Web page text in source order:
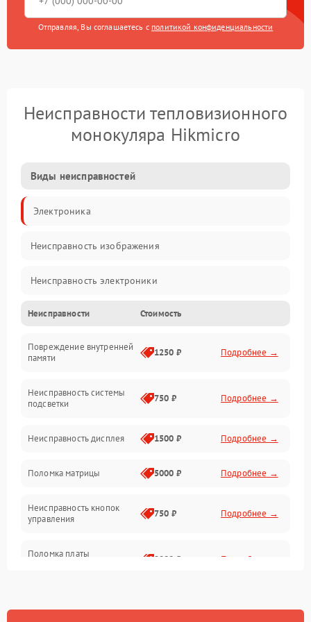
Отправляя, Вы соглашаетесь с политикой конфиденциальности
Неисправности тепловизионного
монокуляра Hikmicro
Виды неисправностей
Электроника
Неисправность изображения
Неисправность электроники
Электропитание
Матрица
Оптика
Неисправности Стоимость
Повреждение внутренней
памяти
1250 ₽ Подробнее →
Неисправность системы
подсветки
750 ₽ Подробнее →
Неисправность дисплея 1500 ₽ Подробнее →
Поломка матрицы 5000 ₽ Подробнее →
Неисправность кнопок
управления
750 ₽ Подробнее →
Поломка платы
2000 ₽ Подробнее →
аккумулятора